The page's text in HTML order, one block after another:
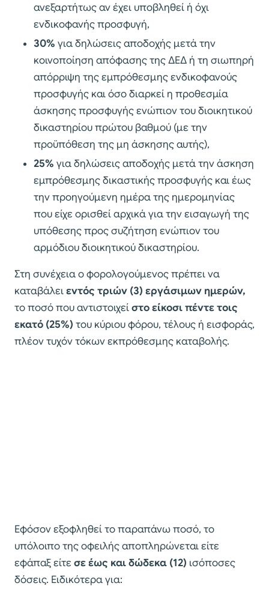
ανεξαρτήτως αν έχει υποβληθεί ή όχι
ενδικοφανής προσφυγή,
30% για δηλώσεις αποδοχής μετά την
κοινοποίηση απόφασης της ΔΕΔ ή τη σιωπηρή
απόρριψη της εμπρόθεσμης ενδικοφανούς
προσφυγής και όσο διαρκεί η προθεσμία
άσκησης προσφυγής ενώπιον του διοικητικού
δικαστηρίου πρώτου βαθμού (με την
προϋπόθεση της μη άσκησης αυτής),
25% για δηλώσεις αποδοχής μετά την άσκηση
εμπρόθεσμης δικαστικής προσφυγής και έως
την προηγούμενη ημέρα της ημερομηνίας
που είχε ορισθεί αρχικά για την εισαγωγή της
υπόθεσης προς συζήτηση ενώπιον του
αρμόδιου διοικητικού δικαστηρίου.
Στη συνέχεια ο φορολογούμενος πρέπει να
καταβάλειεντός τριών (3) εργάσιμων ημερών,
το ποσό που αντιστοιχείστο είκοσι πέντε τοις
εκατό (25%) του κύριου φόρου, τέλους ή εισφοράς,
πλέον τυχόν τόκων εκπρόθεσμης καταβολής.
Εφόσον εξοφληθεί το παραπάνω ποσό, το
υπόλοιπο της οφειλής αποπληρώνεται είτε
εφάπαξ είτε σε έως και δώδεκα (12) ισόποσες
δόσεις. Ειδικότερα για: